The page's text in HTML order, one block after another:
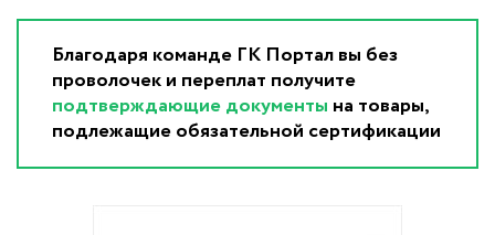
Благодаря команде ГК Портал вы без
проволочек и переплат получите
подтверждающие документы на товары,
подлежащие обязательной сертификации